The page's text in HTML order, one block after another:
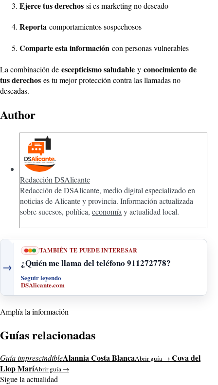
Ejerce tus derechos si es marketing no deseado
Reporta comportamientos sospechosos
Comparte esta información con personas vulnerables
La combinación de escepticismo saludable y conocimiento de
tus derechos es tu mejor protección contra las llamadas no
deseadas.
Author
Redacción DSAlicante
Redacción de DSAlicante, medio digital especializado en
noticias de Alicante y provincia. Información actualizada
sobre sucesos, política, economía y actualidad local.
→
TAMBIÉN TE PUEDE INTERESAR
¿Quién me llama del teléfono 911272778?
Seguir leyendo
DSAlicante.com
Amplía la información
Guías relacionadas
Guía imprescindibleAlannia Costa BlancaAbrir guía → Cova del
Llop MaríAbrir guía →
Sigue la actualidad